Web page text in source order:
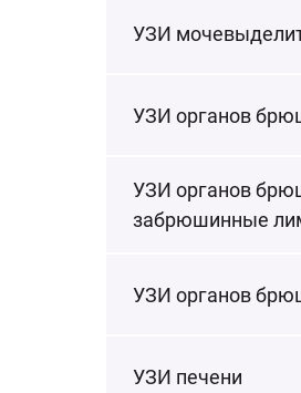
УЗИ
УЗИ органов
УЗИ органов
забрюшинные
УЗИ органов
УЗИ печени